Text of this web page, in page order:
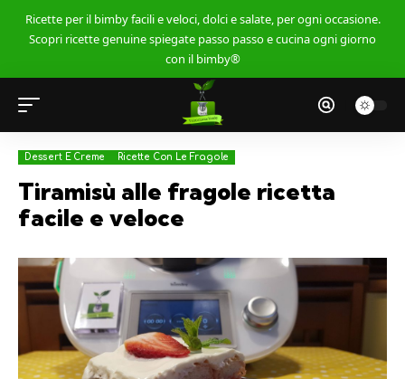
Ricette per il bimby facili e veloci, dolci e salate, per ogni occasione.
Scopri ricette genuine spiegate passo passo e cucina ogni giorno
con il bimby®
Dessert E Creme Ricette Con Le Fragole
Tiramisù alle fragole ricetta
facile e veloce